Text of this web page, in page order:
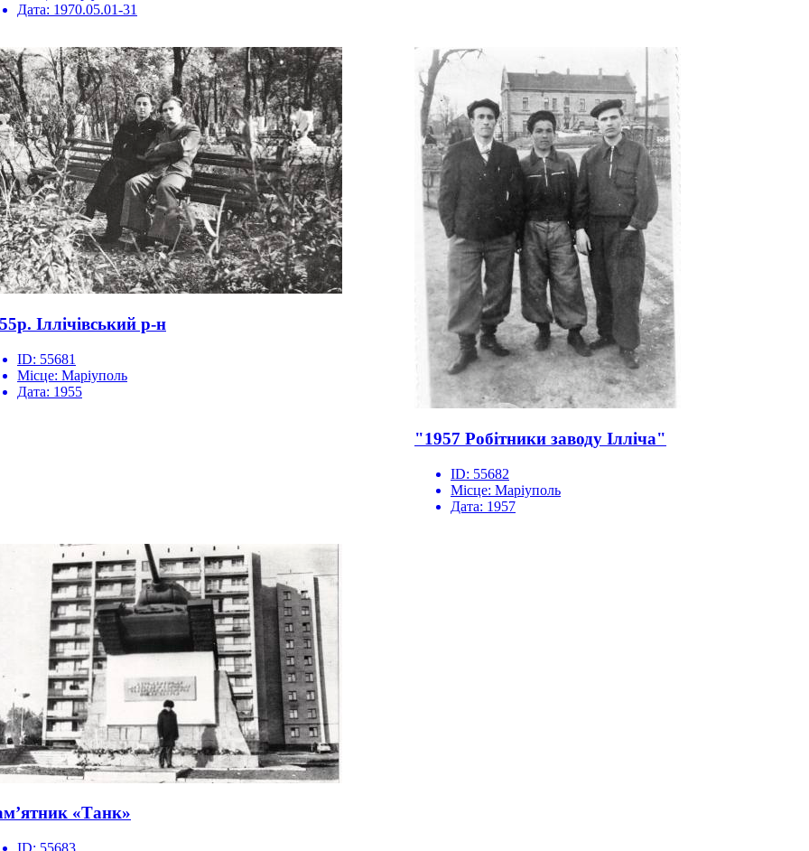
Дата: 1970.05.01-31
Іллічівський р-н
ID: 55681
Місце: Маріуполь
Дата: 1955
"1957 Робітники заводу Ілліча"
ID: 55682
Місце: Маріуполь
Дата: 1957
«Танк»